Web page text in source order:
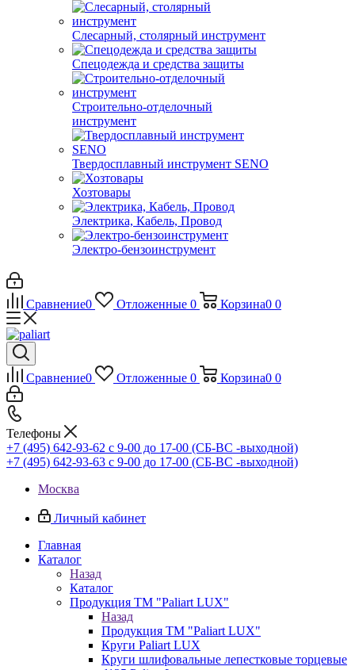
Слесарный, столярный инструмент
Спецодежда и средства защиты
Строительно-отделочный
инструмент
Твердосплавный инструмент SENO
Хозтовары
Электрика, Кабель, Провод
Электро-бензоинструмент
Сравнение0 Отложенные 0 Корзина0 0
Сравнение0 Отложенные 0 Корзина0 0
Телефоны
+7 (495) 642-93-62 c 9-00 до 17-00 (СБ-ВС -выходной)
+7 (495) 642-93-63 c 9-00 до 17-00 (СБ-ВС -выходной)
Москва
Личный кабинет
Главная
Каталог
Назад
Каталог
Продукция ТМ "Paliart LUX"
Назад
Продукция ТМ "Paliart LUX"
Круги Paliart LUX
Круги шлифовальные лепестковые торцевые